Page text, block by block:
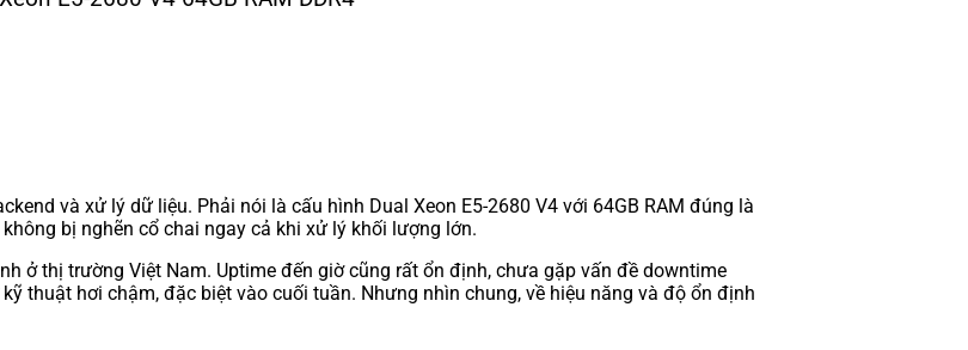
và xử lý dữ liệu. Phải nói là cấu hình Dual Xeon E5-2680 V4 với 64GB RAM đúng là
bị nghẽn cổ chai ngay cả khi xử lý khối lượng lớn.
ở thị trường Việt Nam. Uptime đến giờ cũng rất ổn định, chưa gặp vấn đề downtime
thuật hơi chậm, đặc biệt vào cuối tuần. Nhưng nhìn chung, về hiệu năng và độ ổn định